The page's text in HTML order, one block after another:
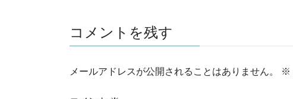
コメントを残す
メールアドレスが公開されることはありません。 ※